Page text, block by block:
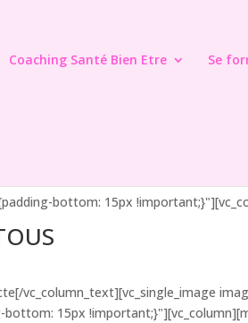
Coaching Santé Bien Etre Se
bottom: 15px
vc_column_text][vc_single_image
bottom: 15px